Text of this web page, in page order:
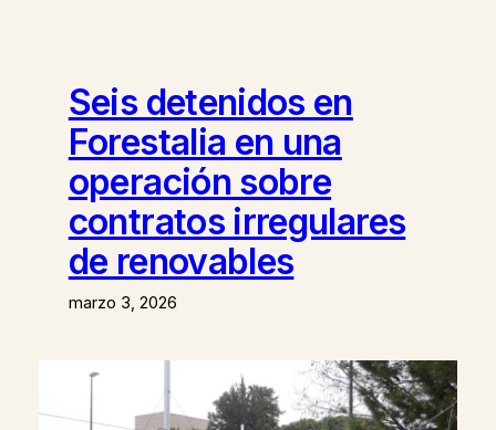
Seis detenidos en
Forestalia en una
operación sobre
contratos irregulares
de renovables
marzo 3, 2026